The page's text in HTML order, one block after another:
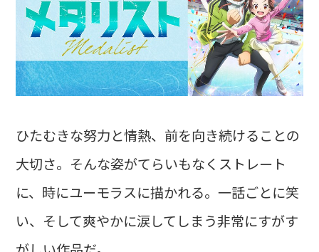
ひたむきな努力と情熱、前を向き続けることの
大切さ。そんな姿がてらいもなくストレート
に、時にユーモラスに描かれる。一話ごとに笑
い、そして爽やかに涙してしまう非常にすがす